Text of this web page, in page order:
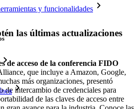
y funcionalidades
las últimas actualizaciones
de acceso de la conferencia FIDO
que incluye a Amazon, Google,
más organizaciones, presentó
de intercambio de credenciales para
de las claves de acceso entre